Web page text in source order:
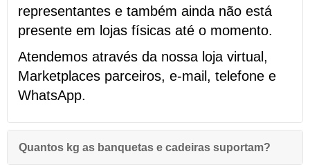
representantes e também ainda não está
presente em lojas físicas até o momento.
Atendemos através da nossa loja virtual,
Marketplaces parceiros, e-mail, telefone e
WhatsApp.
Quantos kg as banquetas e cadeiras suportam?